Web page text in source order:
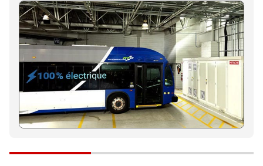
o
u
v
r
d
a
n
s
u